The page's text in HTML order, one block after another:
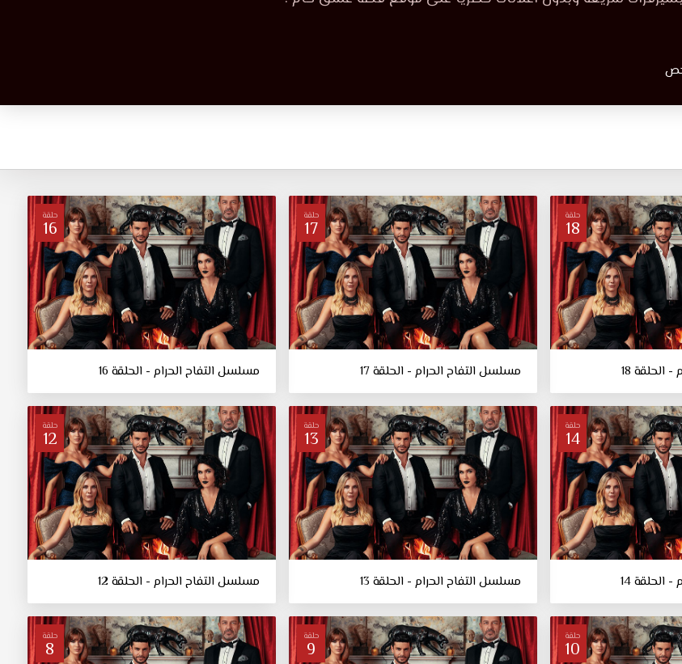
حلقة
18
18
حلقة
17
مسلسل التفاح الحرام - الحلقة 17
حلقة
16
مسلسل التفاح الحرام - الحلقة 16
حلقة
14
14
حلقة
13
مسلسل التفاح الحرام - الحلقة 13
حلقة
12
مسلسل التفاح الحرام - الحلقة 12
حلقة
10
حلقة
9
حلقة
8